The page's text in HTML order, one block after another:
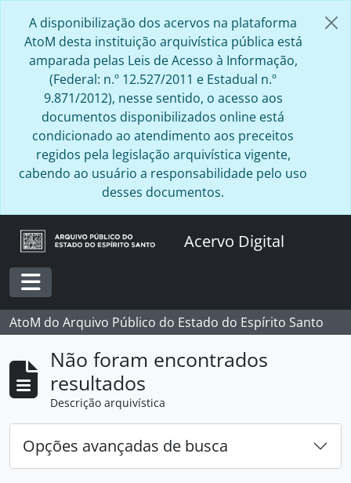
A disponibilização dos acervos na plataforma
AtoM desta instituição arquivística pública está
amparada pelas Leis de Acesso à Informação,
(Federal: n.º 12.527/2011 e Estadual n.º
9.871/2012), nesse sentido, o acesso aos
documentos disponibilizados online está
condicionado ao atendimento aos preceitos
regidos pela legislação arquivística vigente,
cabendo ao usuário a responsabilidade pelo uso
desses documentos.
Acervo Digital
Toggle navigation
AtoM do Arquivo Público do Estado do Espírito Santo
Não foram encontrados
resultados
Descrição arquivística
Opções avançadas de busca